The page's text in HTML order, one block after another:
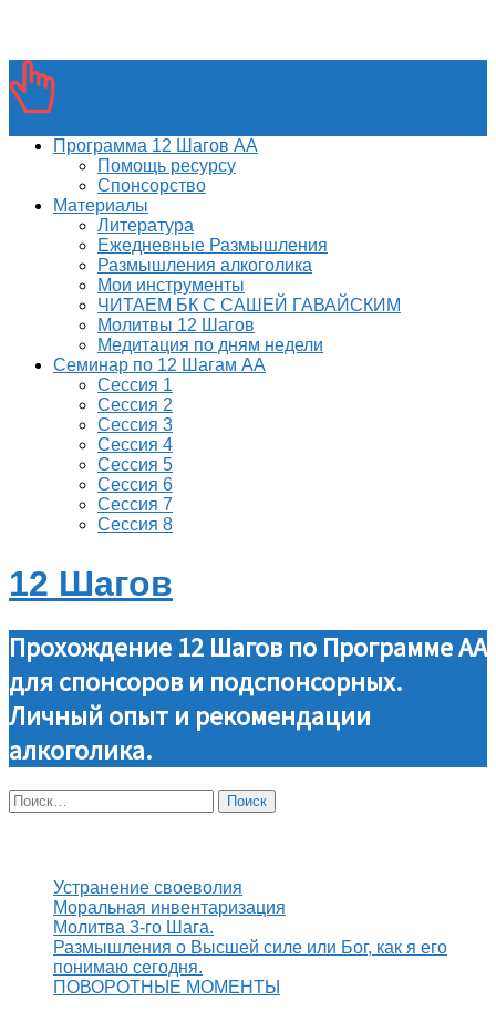
Программа 12 Шагов АА
Помощь ресурсу
Спонсорство
Материалы
Литература
Ежедневные Размышления
Размышления алкоголика
Мои инструменты
ЧИТАЕМ БК С САШЕЙ ГАВАЙСКИМ
Молитвы 12 Шагов
Медитация по дням недели
Семинар по 12 Шагам АА
Сессия 1
Сессия 2
Сессия 3
Сессия 4
Сессия 5
Сессия 6
Сессия 7
Сессия 8
12 Шагов
Прохождение 12 Шагов по Программе АА
для спонсоров и подспонсорных.
Личный опыт и рекомендации
алкоголика.
Найти:
Устранение своеволия
Моральная инвентаризация
Молитва 3-го Шага.
Размышления о Высшей силе или Бог, как я его
понимаю сегодня.
ПОВОРОТНЫЕ МОМЕНТЫ